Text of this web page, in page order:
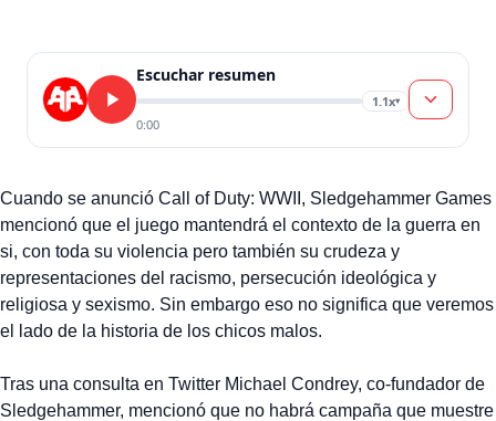
Escuchar resumen
1.1x▾
0:00
Cuando se anunció Call of Duty: WWII, Sledgehammer Games
mencionó que el juego mantendrá el contexto de la guerra en
si, con toda su violencia pero también su crudeza y
representaciones del racismo, persecución ideológica y
religiosa y sexismo. Sin embargo eso no significa que veremos
el lado de la historia de los chicos malos.
Tras una consulta en Twitter Michael Condrey, co-fundador de
Sledgehammer, mencionó que no habrá campaña que muestre